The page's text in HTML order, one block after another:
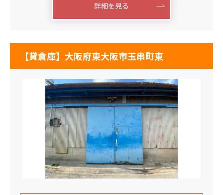
詳細を見る
【貸倉庫】大阪府東大阪市玉串町東